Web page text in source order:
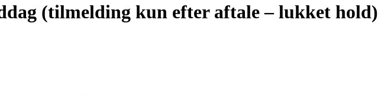
(tilmelding kun efter aftale – lukket hold)